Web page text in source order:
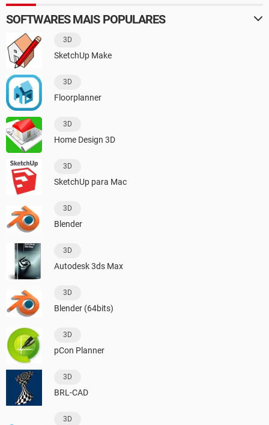
SOFTWARES MAIS POPULARES
3D
SketchUp Make
3D
Floorplanner
3D
Home Design 3D
3D
SketchUp para Mac
3D
Blender
3D
Autodesk 3ds Max
3D
Blender (64bits)
3D
pCon Planner
3D
BRL-CAD
3D